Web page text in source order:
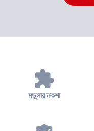
মডুলার নকশা